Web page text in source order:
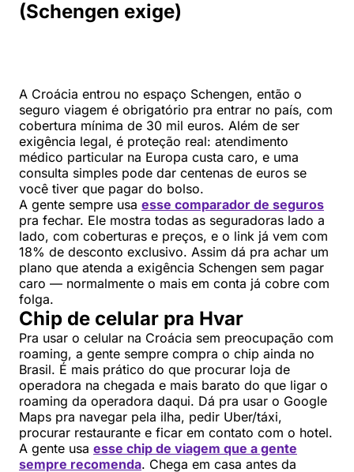
(Schengen exige)
A Croácia entrou no espaço Schengen, então o
seguro viagem é obrigatório pra entrar no país, com
cobertura mínima de 30 mil euros. Além de ser
exigência legal, é proteção real: atendimento
médico particular na Europa custa caro, e uma
consulta simples pode dar centenas de euros se
você tiver que pagar do bolso.
A gente sempre usa esse comparador de seguros
pra fechar. Ele mostra todas as seguradoras lado a
lado, com coberturas e preços, e o link já vem com
18% de desconto exclusivo. Assim dá pra achar um
plano que atenda a exigência Schengen sem pagar
caro — normalmente o mais em conta já cobre com
folga.
Chip de celular pra Hvar
Pra usar o celular na Croácia sem preocupação com
roaming, a gente sempre compra o chip ainda no
Brasil. É mais prático do que procurar loja de
operadora na chegada e mais barato do que ligar o
roaming da operadora daqui. Dá pra usar o Google
Maps pra navegar pela ilha, pedir Uber/táxi,
procurar restaurante e ficar em contato com o hotel.
A gente usa esse chip de viagem que a gente
sempre recomenda. Chega em casa antes da